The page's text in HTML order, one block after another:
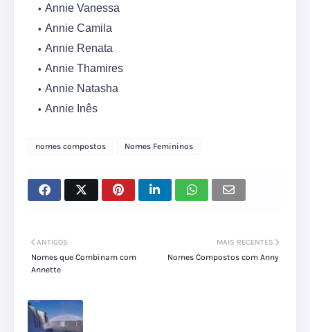
Annie Vanessa
Annie Camila
Annie Renata
Annie Thamires
Annie Natasha
Annie Inês
nomes compostos Nomes Femininos
MAIS RECENTES
Nomes Compostos com Anny
ANTIGOS
Nomes que Combinam com
Annette